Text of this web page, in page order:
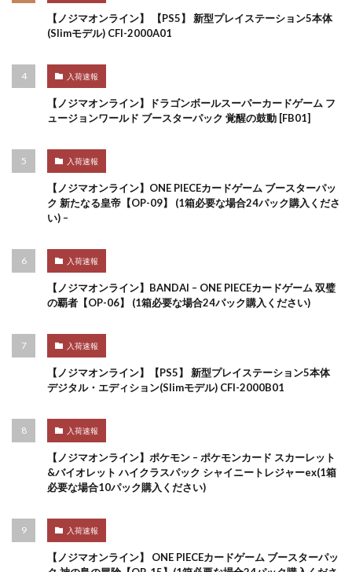
【ノジマオンライン】 【PS5】 新型プレイステーション5本体
(Slimモデル) CFI-2000A01
入荷速報
【ノジマオンライン】ドラゴンボールスーパーカードゲーム フ
ュージョンワールド ブースターパック 覚醒の鼓動 [FB01]
入荷速報
【ノジマオンライン】ONE PIECEカードゲーム ブースターパッ
ク 新たなる皇帝【OP-09】 (1箱必要な場合24パック購入くださ
い) –
入荷速報
【ノジマオンライン】BANDAI – ONE PIECEカードゲーム 双璧
の覇者【OP-06】 (1箱必要な場合24パック購入ください)
入荷速報
【ノジマオンライン】【PS5】 新型プレイステーション5本体
デジタル・エディション(Slimモデル) CFI-2000B01
入荷速報
【ノジマオンライン】ポケモン – ポケモンカード スカーレット
&バイオレット ハイクラスパック シャイニートレジャーex(1箱
必要な場合10パック購入ください)
入荷速報
【ノジマオンライン】 ONE PIECEカードゲーム ブースターパッ